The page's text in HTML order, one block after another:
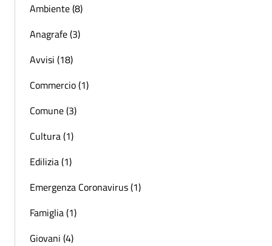
Ambiente (8)
Anagrafe (3)
Avvisi (18)
Commercio (1)
Comune (3)
Cultura (1)
Edilizia (1)
Emergenza Coronavirus (1)
Famiglia (1)
Giovani (4)